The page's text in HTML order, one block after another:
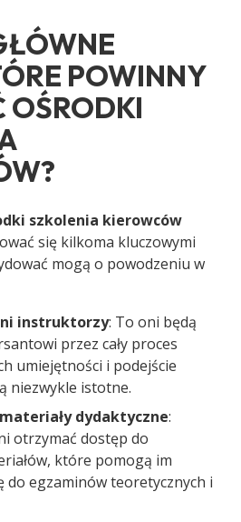
POWINNY
OŚRODKI
szkolenia kierowców
się kilkoma kluczowymi
mogą o powodzeniu w
instruktorzy: To oni będą
przez cały proces
umiejętności i podejście
niezwykle istotne.
dydaktyczne:
otrzymać dostęp do
które pomogą im
do egzaminów teoretycznych i